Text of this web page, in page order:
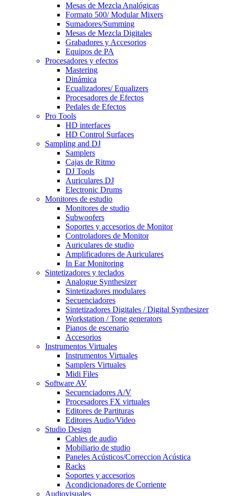
Mesas de Mezcla Analógicas
Formato 500/ Modular Mixers
Sumadores/Summing
Mesas de Mezcla Digitales
Grabadores y Accesorios
Equipos de PA
Procesadores y efectos
Mastering
Dinámica
Ecualizadores/ Equalizers
Procesadores de Efectos
Pedales de Efectos
Pro Tools
HD interfaces
HD Control Surfaces
Sampling and DJ
Samplers
Cajas de Ritmo
DJ Tools
Auriculares DJ
Electronic Drums
Monitores de estudio
Monitores de studio
Subwoofers
Soportes y accesorios de Monitor
Controladores de Monitor
Auriculares de studio
Amplificadores de Auriculares
In Ear Monitoring
Sintetizadores y teclados
Analogue Synthesizer
Sintetizadores modulares
Secuenciadores
Sintetizadores Digitales / Digital Synthesizer
Workstation / Tone generators
Pianos de escenario
Accesorios
Instrumentos Virtuales
Instrumentos Virtuales
Samplers Virtuales
Midi Files
Software AV
Secuenciadores A/V
Procesadores FX virtuales
Editores de Partituras
Editores Audio/Video
Studio Design
Cables de audio
Mobiliario de studio
Paneles Acústicos/Correccion Acústica
Racks
Soportes y accesorios
Acondicionadores de Corriente
Audiovisuales